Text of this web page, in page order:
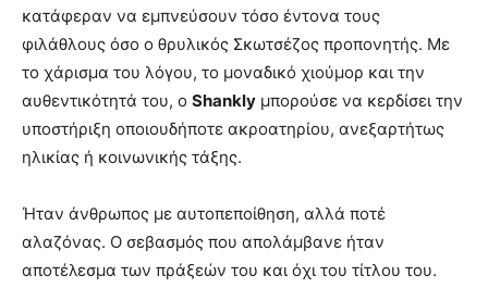
κατάφεραν να εμπνεύσουν τόσο έντονα τους
φιλάθλους όσο ο θρυλικός Σκωτσέζος προπονητής. Με
το χάρισμα του λόγου, το μοναδικό χιούμορ και την
αυθεντικότητά του, ο Shankly μπορούσε να κερδίσει την
υποστήριξη οποιουδήποτε ακροατηρίου, ανεξαρτήτως
ηλικίας ή κοινωνικής τάξης.
Ήταν άνθρωπος με αυτοπεποίθηση, αλλά ποτέ
αλαζόνας. Ο σεβασμός που απολάμβανε ήταν
αποτέλεσμα των πράξεών του και όχι του τίτλου του.